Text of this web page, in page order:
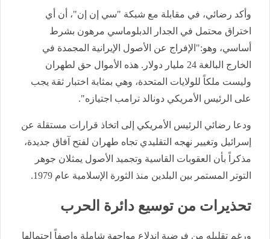
​وأكد رضائي، في مقابلة مع شبكة "سي إن إن"، أن أي
اختراق محتمل في الجدار الدبلوماسي مرهون بشرط
أساسي، وهو:​"الإفراج عن الأصول الإيرانية المجمدة في
الخارج البالغة 24 مليار دولار. هذه الأموال حق لطهران
وليست ملكاً للولايات المتحدة، وهي بمثابة اختبار ثقة يجب
على الرئيس الأمريكي دونالد ترامب اجتيازه".
​ودعا رضائي الرئيس الأمريكي إلى اتخاذ قرارات مستقلة عن
إسرائيل وتغيير نهجه التقليدي تجاه طهران لفتح آفاق جديدة،
مذكراً بأن العقوبات القاسية وتجميد الأصول يمثلان جوهر
التوتر المستمر بين البلدين منذ الثورة الإسلامية عام 1979.
​تحذيرات من توسيع دائرة الحرب
​ورغم تقليله من فرضية اندلاع مواجهة شاملة واصفاً احتمالها